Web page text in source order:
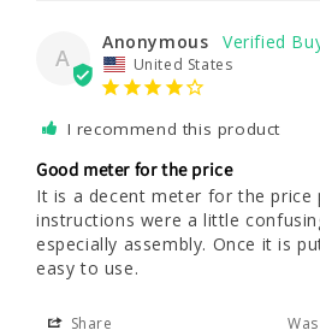
A
Anonymous
United States
I recommend this product
Good meter for the price
It is a decent meter for the price
instructions were a little
especially assembly. Once it is
Share